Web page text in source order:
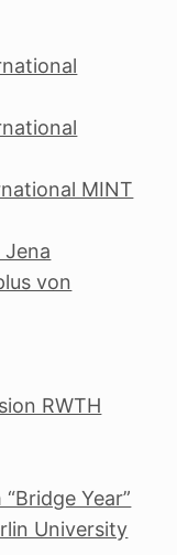
MINT
von
RWTH
Year”
University